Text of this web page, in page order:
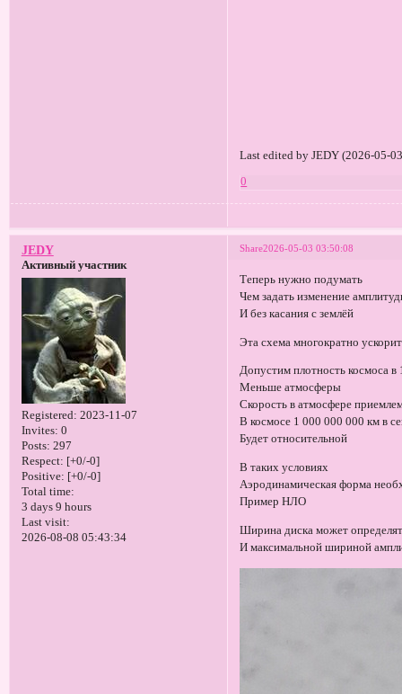
Last edited by JEDY (2026-05-
0
Share2026-05-03 03:50:08
JEDY
Активный участник
Registered: 2023-11-07
Invites: 0
Posts: 297
Respect: [+0/-0]
Positive: [+0/-0]
Total time:
3 days 9 hours
Last visit:
2026-08-08 05:43:34
Теперь нужно подумать
Чем задать изменение
И без касания с землёй
Эта схема многократно
Допустим плотность космоса
Меньше атмосферы
Скорость в атмосфере
В космосе 1 000 000 000 км в
Будет относительной
В таких условиях
Аэродинамическая форма
Пример НЛО
Ширина диска может
И максимальной шириной